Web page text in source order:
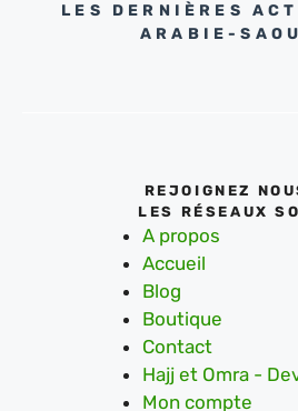
LES DERNIÈRES
ARABIE-
REJOIGNEZ
LES RÉSEAUX
A propos
Accueil
Blog
Boutique
Contact
Hajj et Omra -
Mon compte